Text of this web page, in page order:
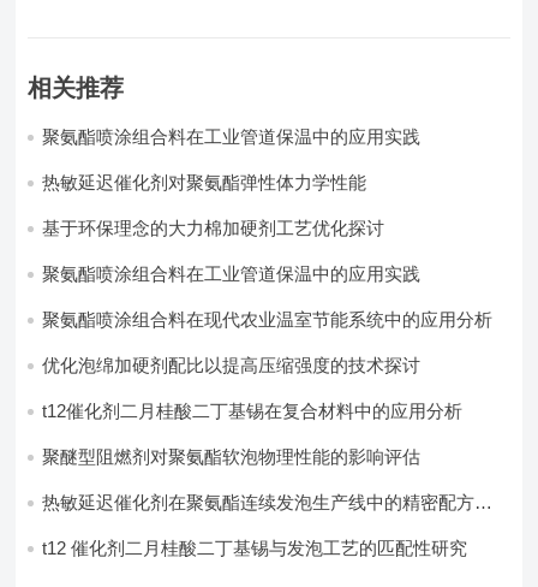
相关推荐
聚氨酯喷涂组合料在工业管道保温中的应用实践
热敏延迟催化剂对聚氨酯弹性体力学性能
基于环保理念的大力棉加硬剂工艺优化探讨
聚氨酯喷涂组合料在工业管道保温中的应用实践
聚氨酯喷涂组合料在现代农业温室节能系统中的应用分析​
优化泡绵加硬剂配比以提高压缩强度的技术探讨
t12催化剂二月桂酸二丁基锡在复合材料中的应用分析
聚醚型阻燃剂对聚氨酯软泡物理性能的影响评估​
热敏延迟催化剂在聚氨酯连续发泡生产线中的精密配方设
t12 催化剂二月桂酸二丁基锡与发泡工艺的匹配性研究